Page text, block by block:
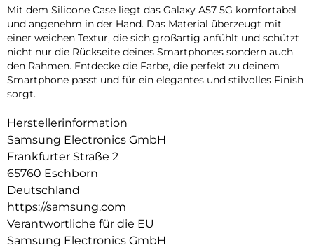
Mit dem Silicone Case liegt das Galaxy A57 5G komfortabel
und angenehm in der Hand. Das Material überzeugt mit
einer weichen Textur, die sich großartig anfühlt und schützt
nicht nur die Rückseite deines Smartphones sondern auch
den Rahmen. Entdecke die Farbe, die perfekt zu deinem
Smartphone passt und für ein elegantes und stilvolles Finish
sorgt.
Herstellerinformation
Samsung Electronics GmbH
Frankfurter Straße 2
65760 Eschborn
Deutschland
https://samsung.com
Verantwortliche für die EU
Samsung Electronics GmbH